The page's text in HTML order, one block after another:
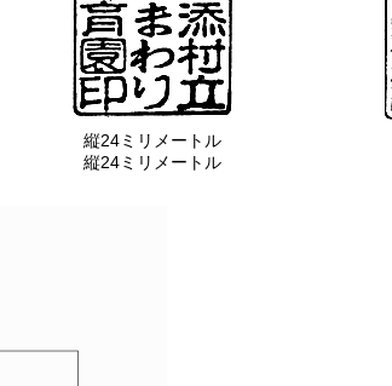
縦24ミリメートル
縦24ミリメートル